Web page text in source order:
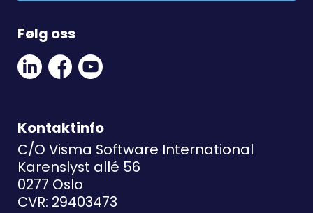
Følg oss
Linkedin
Social
Link
Facebook
Social
Link
Youtube
Link
Kontaktinfo
C/O Visma Software International
Karenslyst allé 56
0277 Oslo
CVR: 29403473